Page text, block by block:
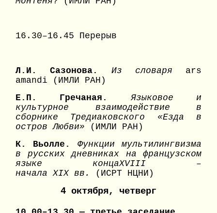
16.30–16.45 Перерыв
Л.И. Сазонова. Из словаря аrs
amandi (ИМЛИ РАН)
Е.П. Гречаная.
Языковое и
культурное взаимодействие в
сборнике Тредиаковского «Езда в
остров Любви» (ИМЛИ РАН)
К. Вьолле.
Функции мультилингвизма
в русских дневниках на французском
языке концаXVIII –
началаXIXвв. (ИСРТ НЦНИ)
4 октября, четверг